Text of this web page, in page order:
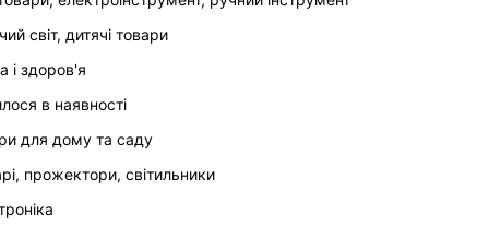
світ, дитячі товари
і здоров'я
в наявності
для дому та саду
прожектори, світильники